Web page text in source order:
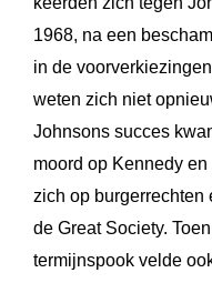
1968, na een
in de
weten zich niet
Johnsons succes
moord op Kennedy
zich op burgerrechten
de Great Society.
termijnspook velde